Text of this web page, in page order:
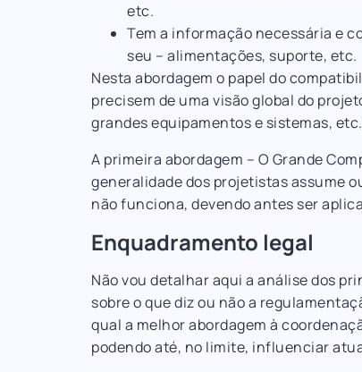
etc.
Tem a informação necessária e
seu – alimentações, suporte, etc.
Nesta abordagem o papel do
precisem de uma visão global do
grandes equipamentos e sistemas,
A primeira abordagem – O Grande
generalidade dos projetistas assume
não funciona, devendo antes ser
Enquadramento legal
Não vou detalhar aqui a análise dos
sobre o que diz ou não a
qual a melhor abordagem à
podendo até, no limite, influenciar